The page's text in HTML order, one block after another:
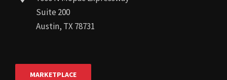
Suite 200
Austin, TX 78731
MARKETPLACE